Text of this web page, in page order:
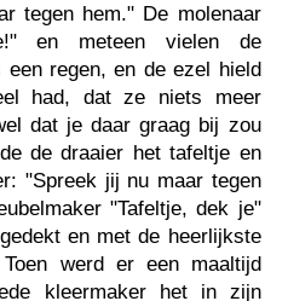
tegen hem." De molenaar
en meteen vielen de
een regen, en de ezel hield
had, dat ze niets meer
dat je daar graag bij zou
de draaier het tafeltje en
"Spreek jij nu maar tegen
"Tafeltje, dek je"
en met de heerlijkste
werd er een maaltijd
kleermaker het in zijn